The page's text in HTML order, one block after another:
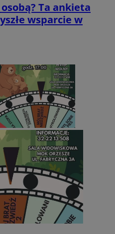
Ta ankieta
wsparcie w